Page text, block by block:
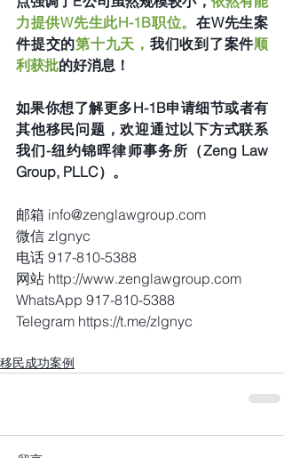
力提供W先生此H-1B职位。在W先生案
件提交的第十九天， 我们收到了案件顺
利获批的好消息！
如果你想了解更多H-1B申请细节或者有
其他移民问题，欢迎通过以下方式联系
我们-纽约锦晖律师事务所（Zeng Law
Group, PLLC）。
邮箱 info@zenglawgroup.com
微信 zlgnyc
电话 917-810-5388
网站 http://www.zenglawgroup.com
WhatsApp 917-810-5388
Telegram https://t.me/zlgnyc
移民成功案例